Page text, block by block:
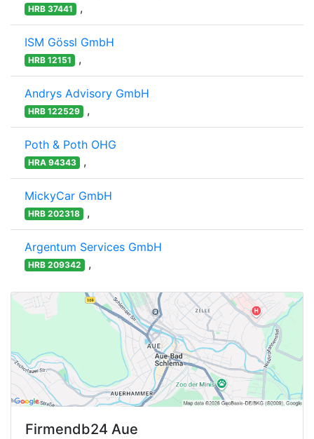
HRB 37441 ,
ISM Gössl GmbH
HRB 12151 ,
Andrys Advisory GmbH
HRB 122529 ,
Poth & Poth OHG
HRA 94343 ,
MickyCar GmbH
HRB 202318 ,
Argentum Services GmbH
HRB 209342 ,
Firmendb24 Aue